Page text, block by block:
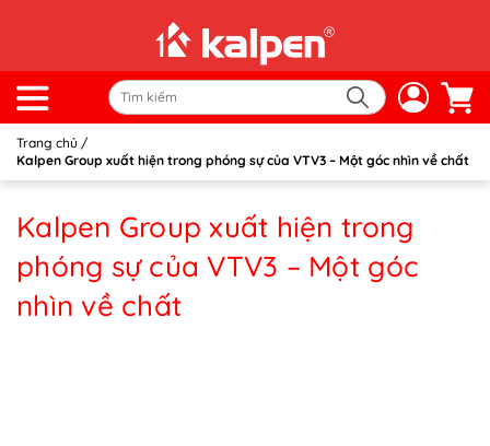
Trang chủ /
Kalpen Group xuất hiện trong phóng sự của VTV3 – Một góc nhìn về chất
Kalpen Group xuất hiện trong
phóng sự của VTV3 – Một góc
nhìn về chất